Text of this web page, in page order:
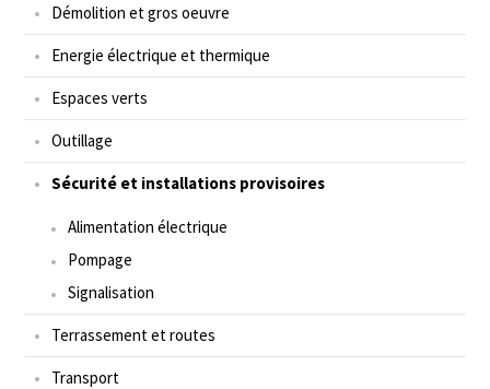
Démolition et gros oeuvre
Energie électrique et thermique
Espaces verts
Outillage
Sécurité et installations provisoires
Alimentation électrique
Pompage
Signalisation
Terrassement et routes
Transport